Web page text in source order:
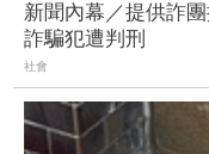
新聞內幕／提供詐
詐騙犯遭判刑
社會